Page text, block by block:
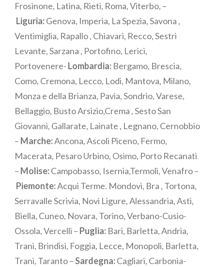
Frosinone, Latina, Rieti, Roma, Viterbo, –
Liguria:Genova, Imperia, La Spezia, Savona ,
Ventimiglia, Rapallo , Chiavari, Recco, Sestri
Levante, Sarzana , Portofino, Lerici,
Portovenere- Lombardia: Bergamo, Brescia,
Como, Cremona, Lecco, Lodi, Mantova, Milano,
Monza e della Brianza, Pavia, Sondrio, Varese,
Bellaggio, Busto Arsizio,Crema , Sesto San
Giovanni, Gallarate, Lainate , Legnano, Cernobbio
– Marche:Ancona, Ascoli Piceno, Fermo,
Macerata, Pesaro Urbino, Osimo, Porto Recanati
– Molise:Campobasso, Isernia,Termoli, Venafro –
Piemonte:Acqui Terme. Mondovì, Bra , Tortona,
Serravalle Scrivia, Novi Ligure, Alessandria, Asti,
Biella, Cuneo, Novara, Torino, Verbano-Cusio-
Ossola, Vercelli – Puglia: Bari, Barletta, Andria,
Trani, Brindisi, Foggia, Lecce, Monopoli, Barletta,
Trani, Taranto –Sardegna:Cagliari, Carbonia-